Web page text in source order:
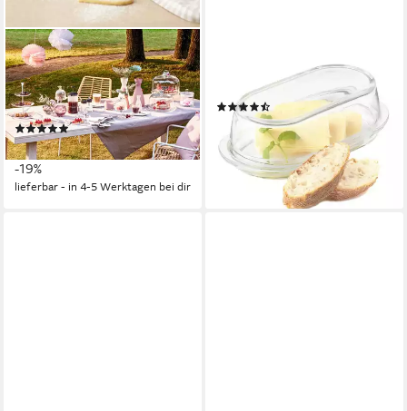
LEONARDO
Vorratsglas TOP, Glas, Silikon,
(1-tlg), handgefertigt, mit
Deckel
(5)
ab 28,30 € UVP 34,95 €
-19%
lieferbar - in 4-5 Werktagen bei dir
Butterdose LEONARDO
Butterdose Ciao Glas Oval
(7)
ab 22,46 €
lieferbar - in 2-3 Werktagen bei dir